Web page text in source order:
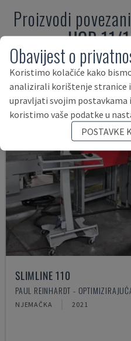
Proizvodi
HQP
SLIMLINE 110
PAUL REINHARDT -
NJEMAČKA 2021
Obavijest o
Koristimo kolačiće kako
analizirali korištenje stranice
upravljati svojim postavkama
koristimo vaše podatke u
POSTAVKE